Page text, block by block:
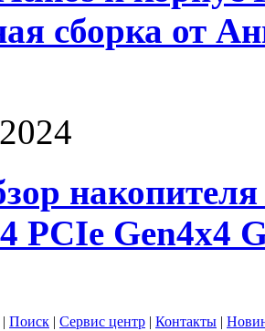
сборка от
PCIe Gen4х4
| Поиск | Сервис центр | Контакты |